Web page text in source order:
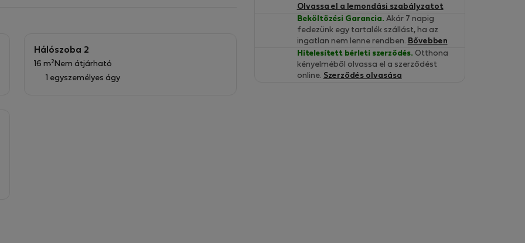
Hálószoba 2
16 m2 Nem átjárható
1 egyszemélyes ágy
Olvassa el a lemondási szabályzatot
Beköltözési Garancia. Akár 7 napig
fedezünk egy tartalék szállást, ha az
ingatlan nem lenne rendben. Bővebben
Hitelesített bérleti szerződés. Otthona
kényelméből olvassa el a szerződést
online. Szerződés olvasása